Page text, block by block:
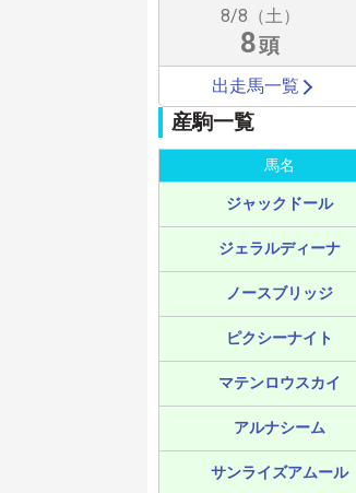
8/8（土）
8頭
出走馬一覧
産駒一覧
馬名
ジャックドール
ジェラルディーナ
ノースブリッジ
ピクシーナイト
マテンロウスカイ
アルナシーム
サンライズアムール